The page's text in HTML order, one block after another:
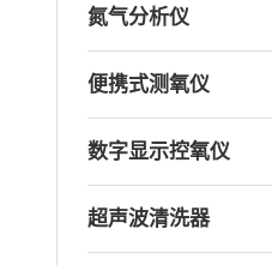
氮气分析仪
便携式测氧仪
数字显示控氧仪
超声波清洗器